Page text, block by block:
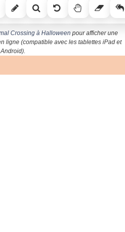
Crossing à Halloween pour afficher une
ligne (compatible avec les tablettes iPad et
Android).